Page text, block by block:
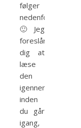
følger
nedenfor
🙂 Jeg
foreslår
dig at
læse
den
igennem,
inden
du går
igang,